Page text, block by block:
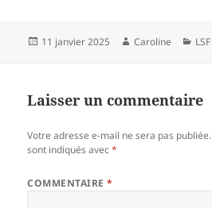
Publié
11 janvier 2025 Auteur
Caroline
Laisser un commentaire
Votre adresse e-mail ne sera pas publiée.
sont indiqués avec*
COMMENTAIRE*